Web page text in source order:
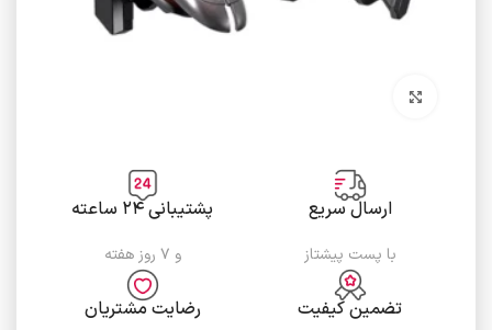
ارسال سریع
با پست پیشتاز
پشتیبانی ۲۴ ساعته
و ۷ روز هفته
تضمین کیفیت رضایت مشتریان